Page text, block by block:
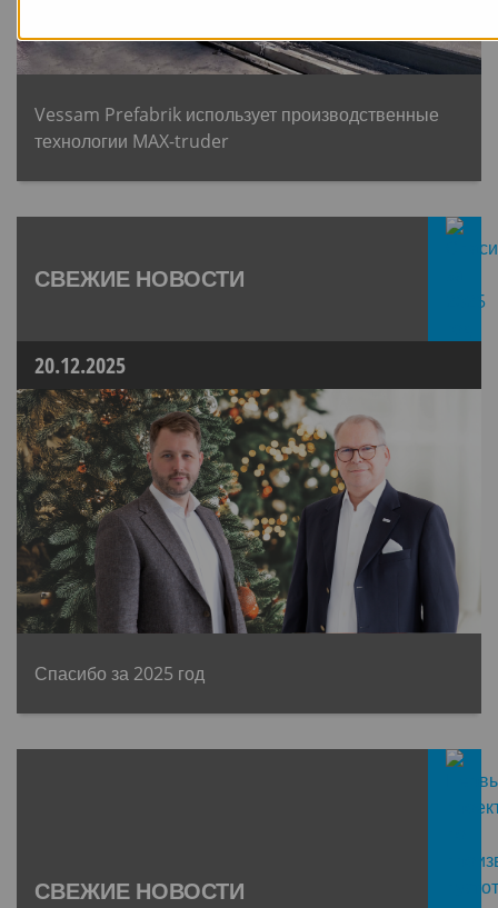
Vessam Prefabrik использует производственные
технологии MAX-truder
СВЕЖИЕ НОВОСТИ
20.12.2025
Спасибо за 2025 год
СВЕЖИЕ НОВОСТИ